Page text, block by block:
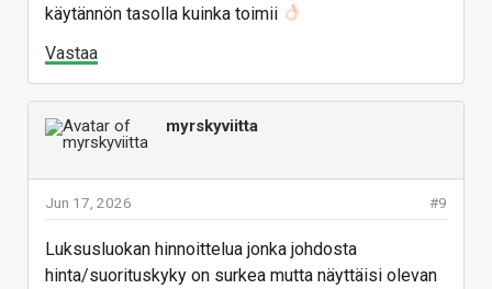
käytännön tasolla kuinka toimii
Vastaa
myrskyviitta
#9
Jun 17, 2026
Luksusluokan hinnoittelua jonka johdosta
hinta/suorituskyky on surkea mutta näyttäisi olevan